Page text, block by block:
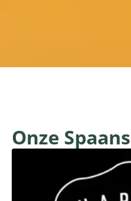
Onze